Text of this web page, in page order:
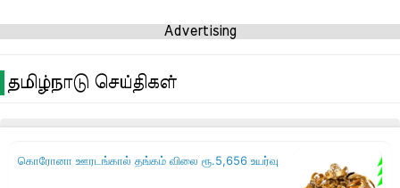
Advertising
தமிழ்நாடு செய்திகள்